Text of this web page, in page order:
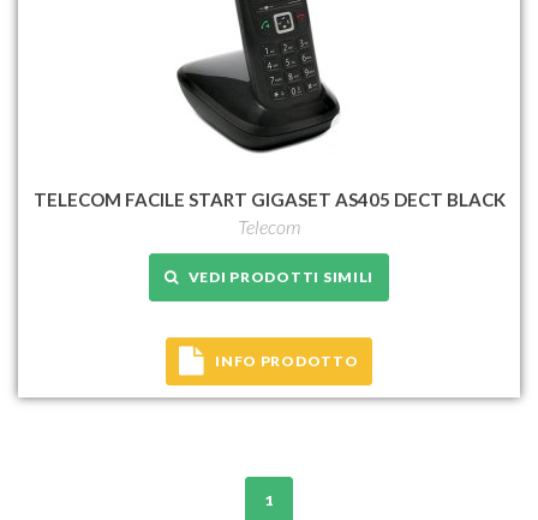
TELECOM FACILE START GIGASET AS405 DECT BLACK
Telecom
VEDI PRODOTTI SIMILI
INFO PRODOTTO
1